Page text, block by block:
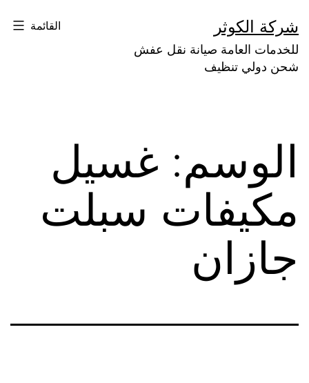
إلى
المحتوى
شركة الكوثر
للخدمات العامة صيانة نقل عفش
شحن دولي تنظيف
القائمة
الوسم: غسيل
مكيفات سبلت
جازان